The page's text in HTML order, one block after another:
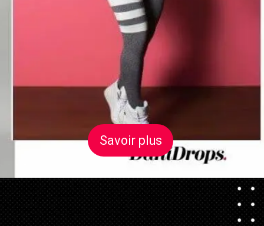
Savoir plus
Savoir plus